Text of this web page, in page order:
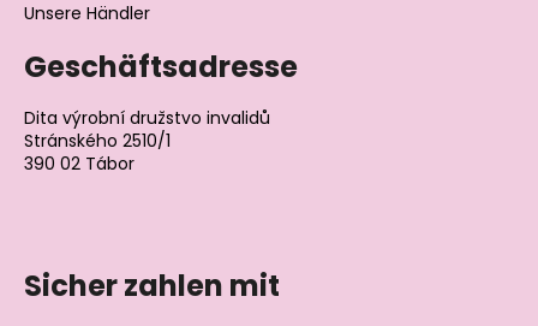
Unsere Händler
Geschäftsadresse
Dita výrobní družstvo invalidů
Stránského 2510/1
390 02 Tábor
Sicher zahlen mit